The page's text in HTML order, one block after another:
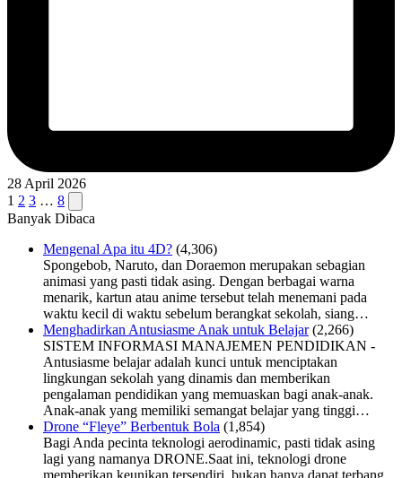
28 April 2026
Navigasi
pos
1 2 3 … 8 Next
page
Banyak Dibaca
Mengenal Apa itu 4D? (4,306)
Spongebob, Naruto, dan Doraemon merupakan sebagian
animasi yang pasti tidak asing. Dengan berbagai warna
menarik, kartun atau anime tersebut telah menemani pada
waktu kecil di waktu sebelum berangkat sekolah, siang…
Menghadirkan Antusiasme Anak untuk Belajar (2,266)
SISTEM INFORMASI MANAJEMEN PENDIDIKAN -
Antusiasme belajar adalah kunci untuk menciptakan
lingkungan sekolah yang dinamis dan memberikan
pengalaman pendidikan yang memuaskan bagi anak-anak.
Anak-anak yang memiliki semangat belajar yang tinggi…
Drone “Fleye” Berbentuk Bola (1,854)
Bagi Anda pecinta teknologi aerodinamic, pasti tidak asing
lagi yang namanya DRONE.Saat ini, teknologi drone
memberikan keunikan tersendiri, bukan hanya dapat terbang